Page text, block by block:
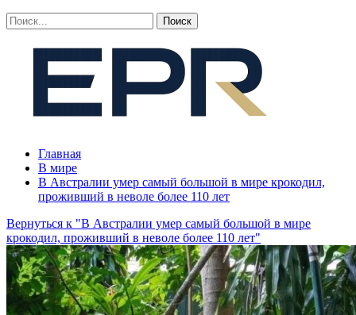
Главная
В мире
В Австралии умер самый большой в мире крокодил,
проживший в неволе более 110 лет
Вернуться к "В Австралии умер самый большой в мире
крокодил, проживший в неволе более 110 лет"